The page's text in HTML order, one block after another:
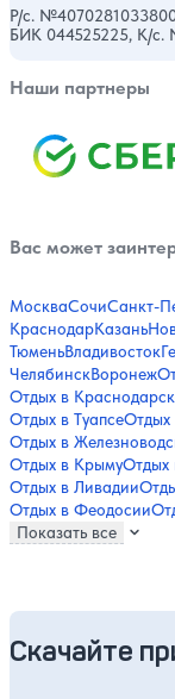
Р/с.
БИК 044525225, К/с.
Наши партнеры
Вас может
МоскваСочиСанкт-
КраснодарКазань
ТюменьВладивосток
ЧелябинскВоронеж
Отдых в
Отдых в ТуапсеОтдых
Отдых в
Отдых в КрымуОтдых
Отдых в Ливадии
Отдых в Феодосии
Показать все
Скачайте